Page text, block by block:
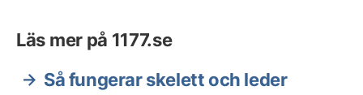
Läs mer på 1177.se
Så fungerar skelett och leder